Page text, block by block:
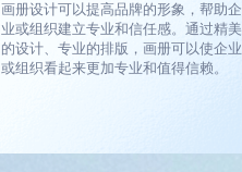
画册设计可以提高品牌的形象，帮助企
业或组织建立专业和信任感。通过精美
的设计、专业的排版，画册可以使企业
或组织看起来更加专业和值得信赖。